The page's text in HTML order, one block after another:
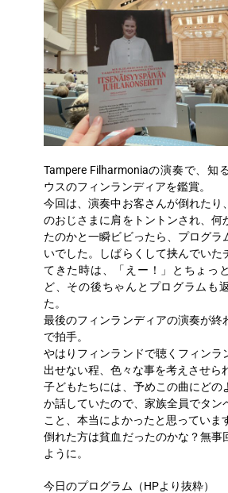
Tampere Filharmoniaの演奏で、知
ウスのフィンランディアを鑑賞。
今回は、演奏中お客さんが倒れたり
のおじさまに肩をトントンされ、何
たのかと一瞬ビビったら、プログラ
いでした。しばらくして挟んでいた
てきた時は、「えー！」とちょっ
ど、その後ちゃんとプログラムも
た。
最後のフィンランディアの演奏が終
で拍手。
やはりフィンランドで聴くフィンラ
出せない程、色々な事を考えさせら
子どもたちには、予めこの曲にどの
か話していたので、家族全員でタン
こと、本当によかったと思っていま
倒れた方は貧血だったのかな？無事
ように。
今日のプログラム（HPより抜粋）